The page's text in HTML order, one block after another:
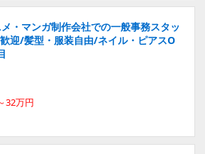
メ・マンガ制作会社での一般事務スタッ
迎/髪型・服装自由/ネイル・ピアスO
32万円